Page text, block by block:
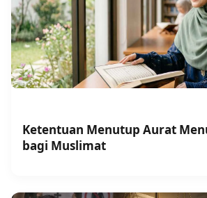
Ketentuan Menutup Aurat
bagi Muslimat